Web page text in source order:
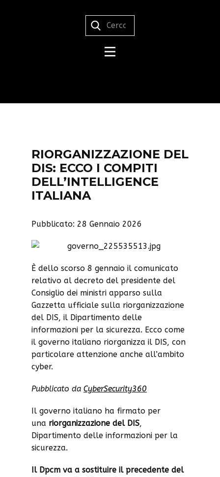
RIORGANIZZAZIONE DEL
DIS: ECCO I COMPITI
DELL’INTELLIGENCE
ITALIANA
Pubblicato: 28 Gennaio 2026
È dello scorso 8 gennaio il comunicato
relativo al decreto del presidente del
Consiglio dei ministri apparso sulla
Gazzetta ufficiale sulla riorganizzazione
del DIS, il Dipartimento delle
informazioni per la sicurezza. Ecco come
il governo italiano riorganizza il DIS, con
particolare attenzione anche all’ambito
cyber.
Pubblicato da CyberSecurity360
Il governo italiano ha firmato per
una riorganizzazione del DIS,
Dipartimento delle informazioni per la
sicurezza.
Il Dpcm va a sostituire il precedente del